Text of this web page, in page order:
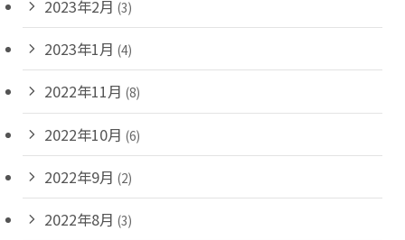
2023年2月 (3)
2023年1月 (4)
2022年11月 (8)
2022年10月 (6)
2022年9月 (2)
2022年8月 (3)